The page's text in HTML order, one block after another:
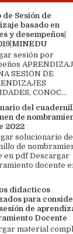
de Sesión de
basado en
y desempeños|
sesión por
SESIÓN DE
CONOC...
del
de
2022
solucionario de
de
en pdf Descargar
docente
didacticos
para
de
Docente
material